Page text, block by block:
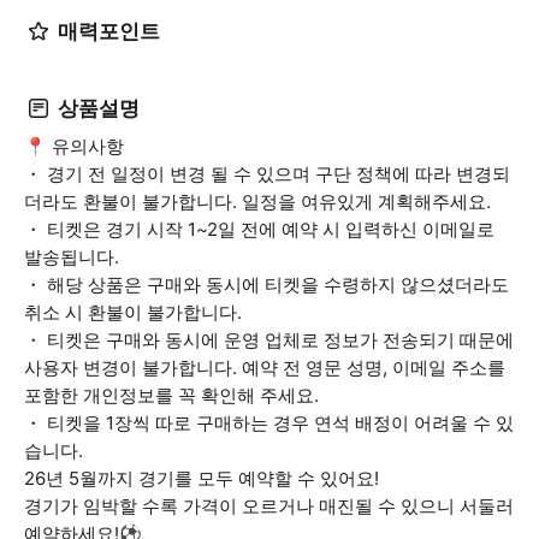
매력포인트
상품설명
📍 유의사항
・ 경기 전 일정이 변경 될 수 있으며 구단 정책에 따라 변경되
더라도 환불이 불가합니다. 일정을 여유있게 계획해주세요.
・ 티켓은 경기 시작 1~2일 전에 예약 시 입력하신 이메일로
발송됩니다.
・ 해당 상품은 구매와 동시에 티켓을 수령하지 않으셨더라도
취소 시 환불이 불가합니다.
・ 티켓은 구매와 동시에 운영 업체로 정보가 전송되기 때문에
사용자 변경이 불가합니다. 예약 전 영문 성명, 이메일 주소를
포함한 개인정보를 꼭 확인해 주세요.
・ 티켓을 1장씩 따로 구매하는 경우 연석 배정이 어려울 수 있
습니다.
26년 5월까지 경기를 모두 예약할 수 있어요!
경기가 임박할 수록 가격이 오르거나 매진될 수 있으니 서둘러
예약하세요!⚽